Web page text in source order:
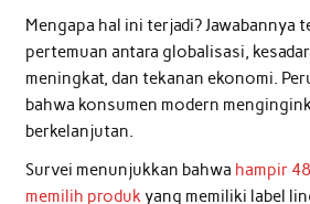
Mengapa hal ini terjadi? Jawabannya
pertemuan antara globalisasi,
meningkat, dan tekanan ekonomi.
bahwa konsumen modern
berkelanjutan.
Survei menunjukkan bahwa hampir
memilih produkyang memiliki label